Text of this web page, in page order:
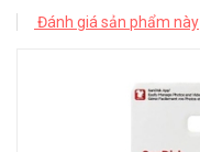
Đánh giá sản phẩm này